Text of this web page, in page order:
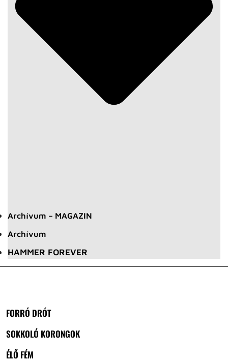
Archívum – MAGAZIN
Archívum
HAMMER FOREVER
FORRÓ DRÓT
SOKKOLÓ KORONGOK
ÉLŐ FÉM